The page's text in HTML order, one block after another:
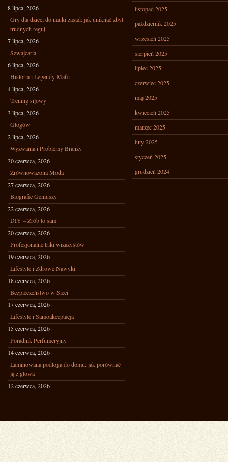
8 lipca, 2026
Gry dla dzieci do nauki zasad: jak uniknąć zbyt
trudnych reguł
7 lipca, 2026
Szwajcaria
6 lipca, 2026
Historia i Legendy Mafii
4 lipca, 2026
Trening siłowy
3 lipca, 2026
Głogów
2 lipca, 2026
Wyzwania i Problemy Branży
30 czerwca, 2026
Zrównoważona Moda
27 czerwca, 2026
Biografie Geniuszy
22 czerwca, 2026
DIY – Zrób to sam
20 czerwca, 2026
Profesjonalne triki wizażystów
19 czerwca, 2026
Lifestyle i Zdrowe Nawyki
18 czerwca, 2026
Bezpieczeństwo w Sieci
17 czerwca, 2026
Lifestyle i Samoakceptacja
15 czerwca, 2026
Poradnik Perfumeryjny
14 czerwca, 2026
Laminowana podłoga do domu: jak porównać
ją z głową
12 czerwca, 2026
listopad 2025
październik 2025
wrzesień 2025
sierpień 2025
lipiec 2025
czerwiec 2025
maj 2025
kwiecień 2025
marzec 2025
luty 2025
styczeń 2025
grudzień 2024